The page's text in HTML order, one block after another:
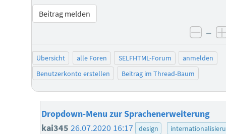
Beitrag melden
–
Übersicht alle Foren SELFHTML-Forum
anmelden
Benutzerkonto erstellen
Beitrag im Thread-Baum
Dropdown-Menu zur Sprachenerweiterung
kai345 26.07.2020 16:17 design